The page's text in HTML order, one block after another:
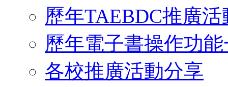
歷年TAEBDC推廣活
歷年電子書操作功
各校推廣活動分享